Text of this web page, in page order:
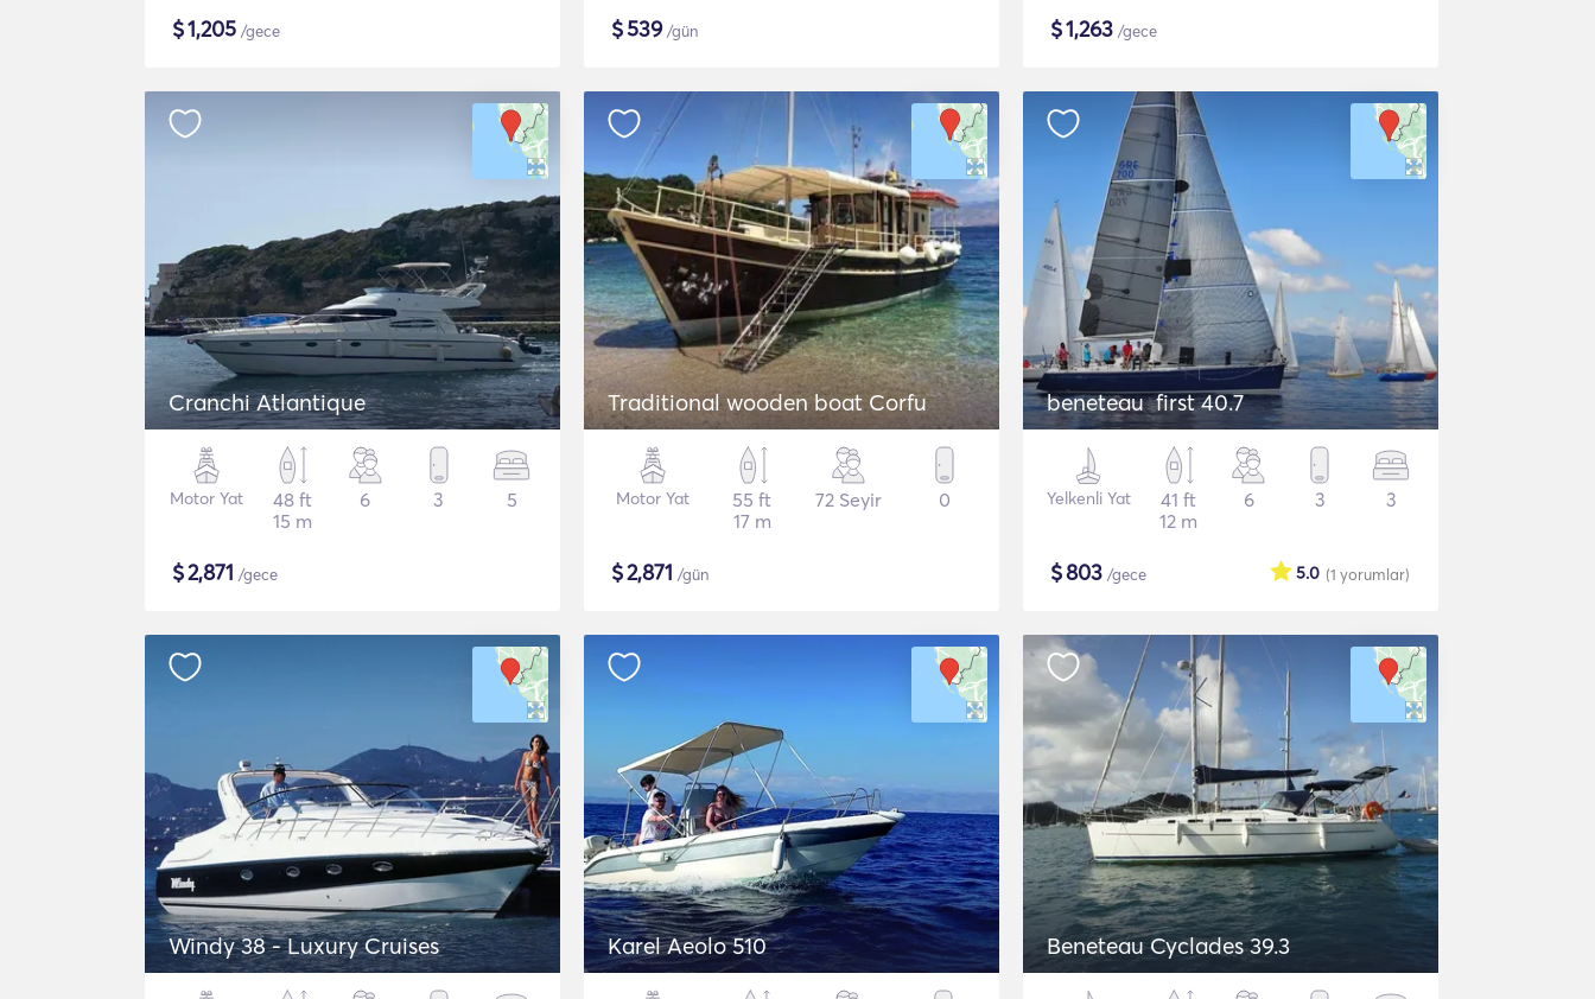
$1,205 /gece $539/gün $1,263 /gece
Cranchi Atlantique
Motor Yat
48 ft
15 m
6 3 5
$2,871 /gece
Traditional wooden boat Corfu
Motor Yat
55 ft
17 m
72 Seyir 0
$2,871 /gün
beneteau first 40.7
Yelkenli Yat
41 ft
12 m
6 3 3
$803 /gece (1 yorumlar)
5.0
Windy 38 - Luxury Cruises Karel Aeolo 510 Beneteau Cyclades 39.3